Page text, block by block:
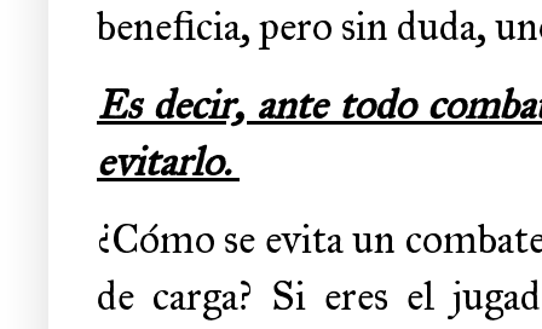
beneficia, pero sin duda,
Es decir, ante todo
evitarlo.
¿Cómo se evita un
de carga? Si eres el